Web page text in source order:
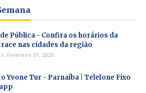
Pública - Confira os horários da
nas cidades da região
Fevereiro 01, 2020
Yvone Tur - Parnaíba | Telefone Fixo